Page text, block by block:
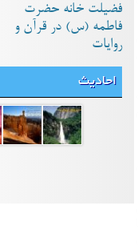
فضیلت خانه حضرت
فاطمه (س) در قرآن و
روایات
احادیث